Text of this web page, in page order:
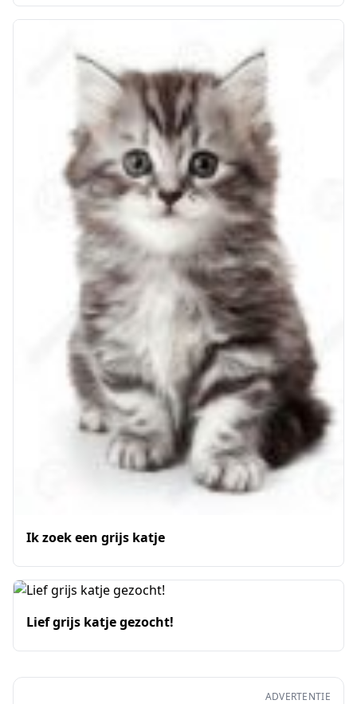
Ik zoek een grijs katje
Lief grijs katje gezocht!
ADVERTENTIE